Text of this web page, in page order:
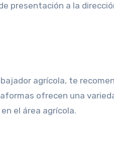
presentación a la
agrícola, te
ofrecen una
el área agrícola.